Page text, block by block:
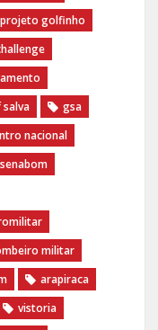
projeto golfinho
gsa
nacional
senabom
militar
arapiraca
vistoria